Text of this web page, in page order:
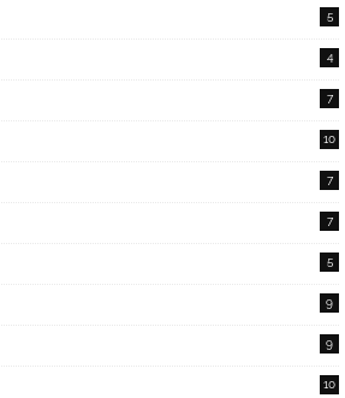
5
4
7
10
7
7
5
9
9
10